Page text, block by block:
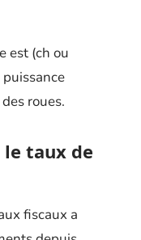
est (ch ou
roues.
taux de
fiscaux a